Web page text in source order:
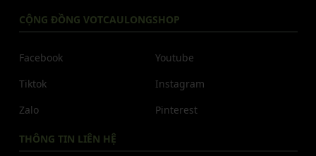
CỘNG ĐỒNG VOTCAULONGSHOP
Facebook
Tiktok
Zalo
Youtube
Instagram
Pinterest
THÔNG TIN LIÊN HỆ